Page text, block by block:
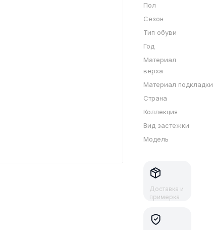
Пол
Сезон
Тип обуви
Год
Материал
верха
Материал подкладки
Страна
Коллекция
Вид застежки
Модель
Доставка и
примерка